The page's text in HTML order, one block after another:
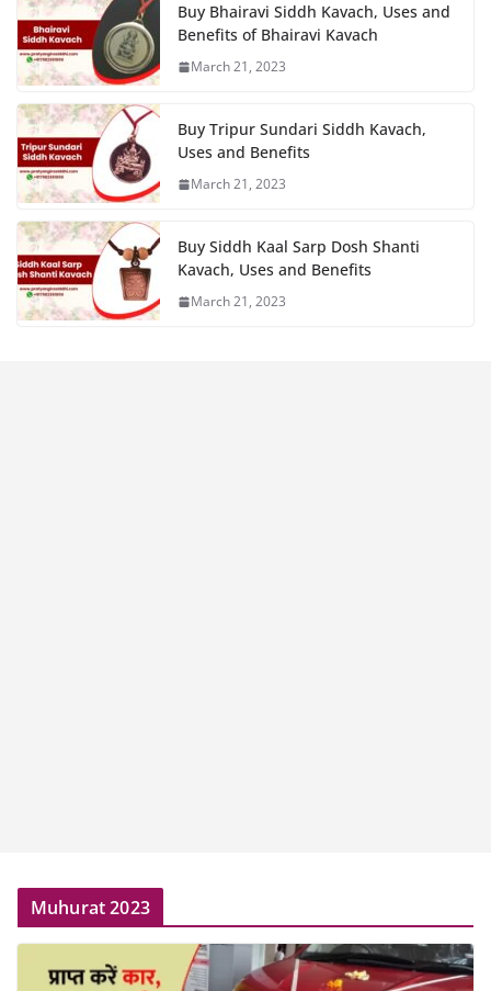
Buy Bhairavi Siddh Kavach, Uses and
Benefits of Bhairavi Kavach
March 21, 2023
Buy Tripur Sundari Siddh Kavach,
Uses and Benefits
March 21, 2023
Buy Siddh Kaal Sarp Dosh Shanti
Kavach, Uses and Benefits
March 21, 2023
Muhurat 2023